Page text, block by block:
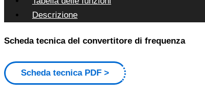
Descrizione
Scheda tecnica del convertitore di frequenza
Scheda tecnica PDF